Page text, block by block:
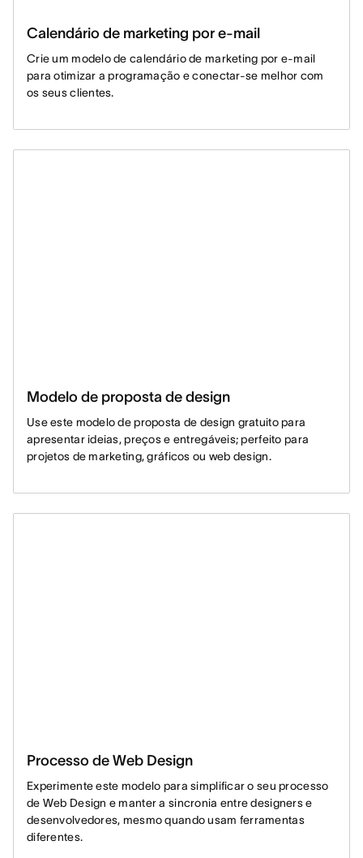
Calendário de marketing por e-mail
Crie um modelo de calendário de marketing por e-mail
para otimizar a programação e conectar-se melhor com
os seus clientes.
Modelo de proposta de design
Use este modelo de proposta de design gratuito para
apresentar ideias, preços e entregáveis; perfeito para
projetos de marketing, gráficos ou web design.
Processo de Web Design
Experimente este modelo para simplificar o seu processo
de Web Design e manter a sincronia entre designers e
desenvolvedores, mesmo quando usam ferramentas
diferentes.